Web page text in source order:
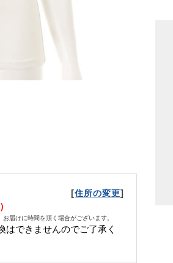
[住所の変更]
届けに時間を頂く場合がございます。
はできませんのでご了承く